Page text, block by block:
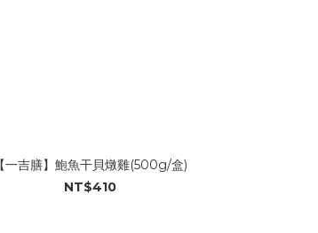
【一吉膳】鮑魚干貝燉雞(500g/盒)
NT$410